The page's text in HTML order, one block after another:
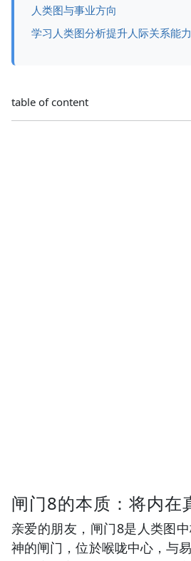
人类图与事业方向
学习人类图分析提升人际关系能力
table of content
闸门8的本质：将内在
亲爱的朋友，闸门8是人类图
神的闸门，位於喉咙中心，与